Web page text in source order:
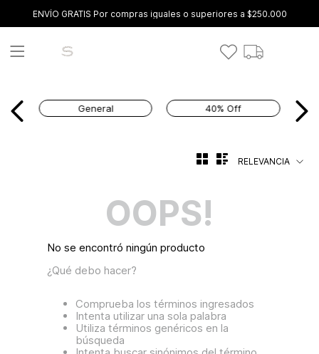
ENVÍO GRATIS Por compras iguales o superiores a $250.000
General 40% Off
RELEVANCIA
OOPS!
No se encontró ningún producto
¿Qué debo hacer?
Comprueba los términos ingresados
Intenta utilizar una sola palabra
Utiliza términos genéricos en la
búsqueda